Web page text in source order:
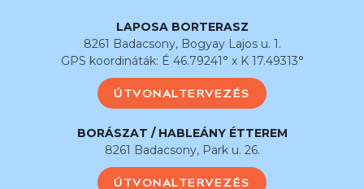
LAPOSA BORTERASZ
8261 Badacsony, Bogyay Lajos u. 1.
GPS koordináták: É 46.79241° x K 17.49313°
ÚTVONALTERVEZÉS
BORÁSZAT / HABLEÁNY ÉTTEREM
8261 Badacsony, Park u. 26.
ÚTVONALTERVEZÉS